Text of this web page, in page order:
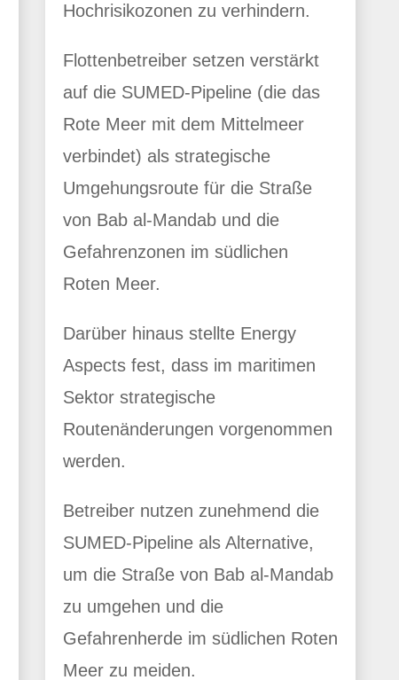
Hochrisikozonen zu verhindern.
Flottenbetreiber setzen verstärkt
auf die SUMED-Pipeline (die das
Rote Meer mit dem Mittelmeer
verbindet) als strategische
Umgehungsroute für die Straße
von Bab al-Mandab und die
Gefahrenzonen im südlichen
Roten Meer.
Darüber hinaus stellte Energy
Aspects fest, dass im maritimen
Sektor strategische
Routenänderungen vorgenommen
werden.
Betreiber nutzen zunehmend die
SUMED-Pipeline als Alternative,
um die Straße von Bab al-Mandab
zu umgehen und die
Gefahrenherde im südlichen Roten
Meer zu meiden.